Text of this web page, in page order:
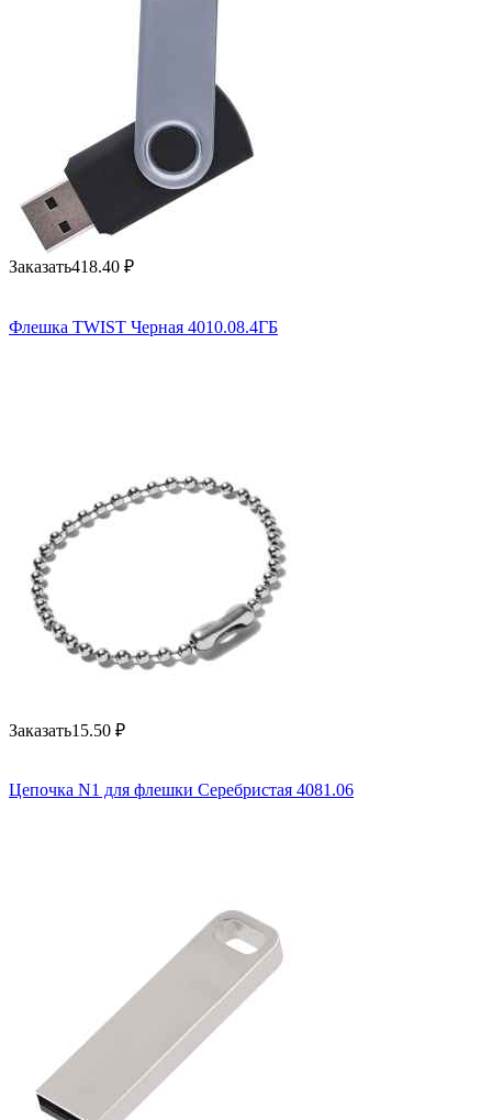
Заказать418.40 ₽
Флешка TWIST Черная 4010.08.4ГБ
Заказать15.50 ₽
Цепочка N1 для флешки Серебристая 4081.06